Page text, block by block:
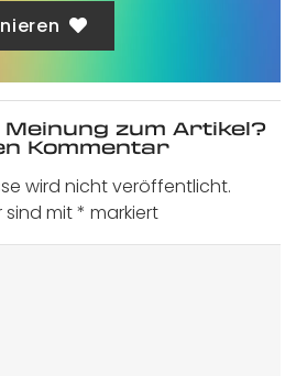
Meinung zum Artikel?
Kommentar
wird nicht veröffentlicht.
sind mit* markiert